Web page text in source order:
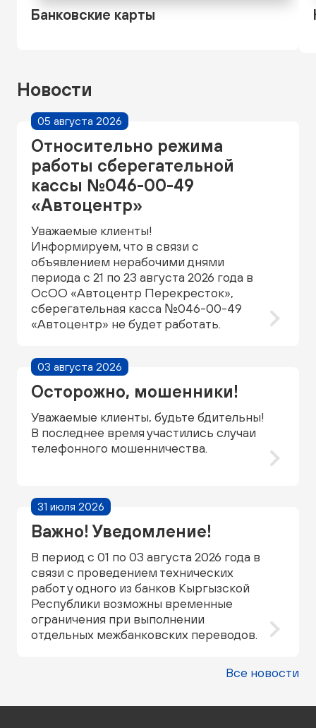
Банковские карты
Новости
05 августа 2026
Относительно режима
работы сберегательной
кассы №046-00-49
«Автоцентр»
Уважаемые клиенты!
Информируем, что в связи с
объявлением нерабочими днями
периода с 21 по 23 августа 2026 года в
ОсОО «Автоцентр Перекресток»,
сберегательная касса №046-00-49
«Автоцентр» не будет работать.
03 августа 2026
Осторожно, мошенники!
Уважаемые клиенты, будьте бдительны!
В последнее время участились случаи
телефонного мошенничества.
31 июля 2026
Важно! Уведомление!
В период с 01 по 03 августа 2026 года в
связи с проведением технических
работ у одного из банков Кыргызской
Республики возможны временные
ограничения при выполнении
отдельных межбанковских переводов.
Все новости